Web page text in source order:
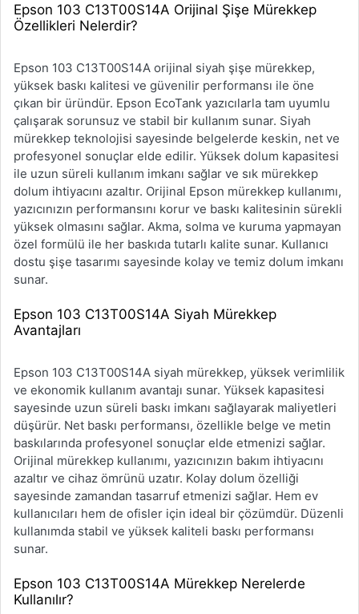
Epson 103 C13T00S14A Orijinal Şişe Mürekkep
Özellikleri Nelerdir?
Epson 103 C13T00S14A orijinal siyah şişe mürekkep,
yüksek baskı kalitesi ve güvenilir performansı ile öne
çıkan bir üründür. Epson EcoTank yazıcılarla tam uyumlu
çalışarak sorunsuz ve stabil bir kullanım sunar. Siyah
mürekkep teknolojisi sayesinde belgelerde keskin, net ve
profesyonel sonuçlar elde edilir. Yüksek dolum kapasitesi
ile uzun süreli kullanım imkanı sağlar ve sık mürekkep
dolum ihtiyacını azaltır. Orijinal Epson mürekkep kullanımı,
yazıcınızın performansını korur ve baskı kalitesinin sürekli
yüksek olmasını sağlar. Akma, solma ve kuruma yapmayan
özel formülü ile her baskıda tutarlı kalite sunar. Kullanıcı
dostu şişe tasarımı sayesinde kolay ve temiz dolum imkanı
sunar.
Epson 103 C13T00S14A Siyah Mürekkep
Avantajları
Epson 103 C13T00S14A siyah mürekkep, yüksek verimlilik
ve ekonomik kullanım avantajı sunar. Yüksek kapasitesi
sayesinde uzun süreli baskı imkanı sağlayarak maliyetleri
düşürür. Net baskı performansı, özellikle belge ve metin
baskılarında profesyonel sonuçlar elde etmenizi sağlar.
Orijinal mürekkep kullanımı, yazıcınızın bakım ihtiyacını
azaltır ve cihaz ömrünü uzatır. Kolay dolum özelliği
sayesinde zamandan tasarruf etmenizi sağlar. Hem ev
kullanıcıları hem de ofisler için ideal bir çözümdür. Düzenli
kullanımda stabil ve yüksek kaliteli baskı performansı
sunar.
Epson 103 C13T00S14A Mürekkep Nerelerde
Kullanılır?